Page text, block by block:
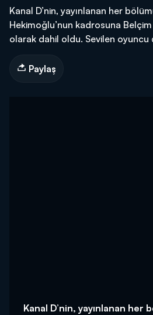
Kanal D’nin, yayınlanan her
Hekimoğlu’nun kadrosuna
olarak dahil oldu. Sevilen oyuncu
Paylaş
Kanal D’nin, yayınlanan her